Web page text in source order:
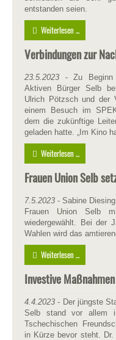
entstanden seien.
Weiterlesen ...
Verbindungen zur
23.5.2023 - Zu Beginn
Aktiven Bürger Selb
Ulrich Pötzsch und der
einem Besuch im
dem die zukünftige
geladen hatte. „Im Kino
Weiterlesen ...
Frauen Union Selb
7. 5.2023 - Sabine
Frauen Union Selb
wiedergewählt. Bei der
Wahlen wird das
Weiterlesen ...
Investive
4.4.2023 - Der jüngste
Selb stand vor allem
Tschechischen
in Kürze bevor steht.